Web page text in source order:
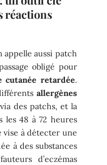
réactions
appelle aussi patch
obligé pour
cutanée retardée.
allergènes
des patchs, et la
les 48 à 72 heures
à détecter une
à des substances
d’eczémas